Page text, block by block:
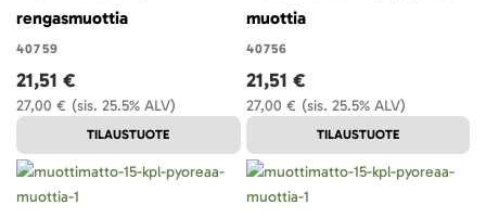
rengasmuottia
40759
(sis. 25.5% ALV)
27,00 €
21,51 €
TILAUSTUOTE
muottia
40756
(sis. 25.5% ALV)
27,00 €
21,51 €
TILAUSTUOTE